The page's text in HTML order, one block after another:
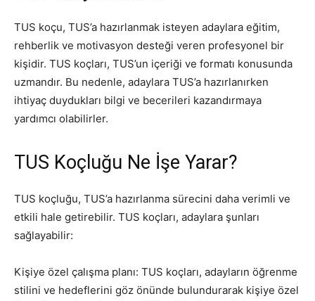
TUS koçu, TUS’a hazırlanmak isteyen adaylara eğitim,
rehberlik ve motivasyon desteği veren profesyonel bir
kişidir. TUS koçları, TUS’un içeriği ve formatı konusunda
uzmandır. Bu nedenle, adaylara TUS’a hazırlanırken
ihtiyaç duydukları bilgi ve becerileri kazandırmaya
yardımcı olabilirler.
TUS Koçluğu Ne İşe Yarar?
TUS koçluğu, TUS’a hazırlanma sürecini daha verimli ve
etkili hale getirebilir. TUS koçları, adaylara şunları
sağlayabilir:
Kişiye özel çalışma planı: TUS koçları, adayların öğrenme
stilini ve hedeflerini göz önünde bulundurarak kişiye özel